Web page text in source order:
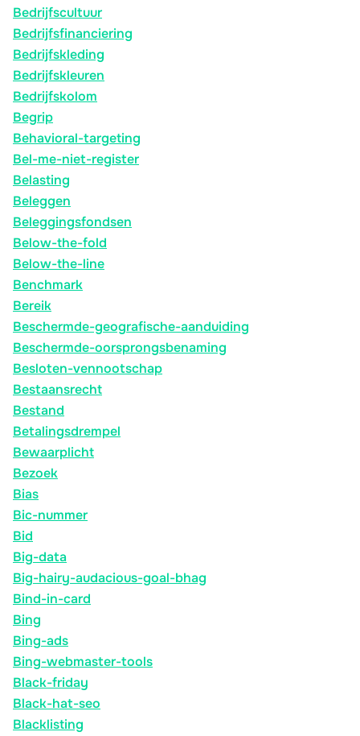
Bedrijfscultuur
Bedrijfsfinanciering
Bedrijfskleding
Bedrijfskleuren
Bedrijfskolom
Begrip
Behavioral-targeting
Bel-me-niet-register
Belasting
Beleggen
Beleggingsfondsen
Below-the-fold
Below-the-line
Benchmark
Bereik
Beschermde-geografische-aanduiding
Beschermde-oorsprongsbenaming
Besloten-vennootschap
Bestaansrecht
Bestand
Betalingsdrempel
Bewaarplicht
Bezoek
Bias
Bic-nummer
Bid
Big-data
Big-hairy-audacious-goal-bhag
Bind-in-card
Bing
Bing-ads
Bing-webmaster-tools
Black-friday
Black-hat-seo
Blacklisting